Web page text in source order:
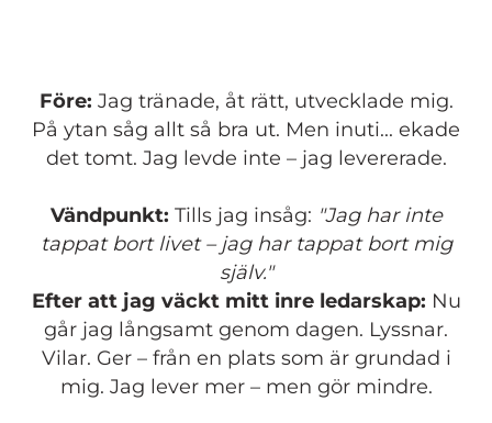
Före: Jag tränade, åt rätt, utvecklade mig.
På ytan såg allt så bra ut. Men inuti... ekade
det tomt. Jag levde inte – jag levererade.
Vändpunkt: Tills jag insåg: "Jag har inte
tappat bort livet – jag har tappat bort mig
själv."
Efter att jag väckt mitt inre ledarskap: Nu
går jag långsamt genom dagen. Lyssnar.
Vilar. Ger – från en plats som är grundad i
mig. Jag lever mer – men gör mindre.